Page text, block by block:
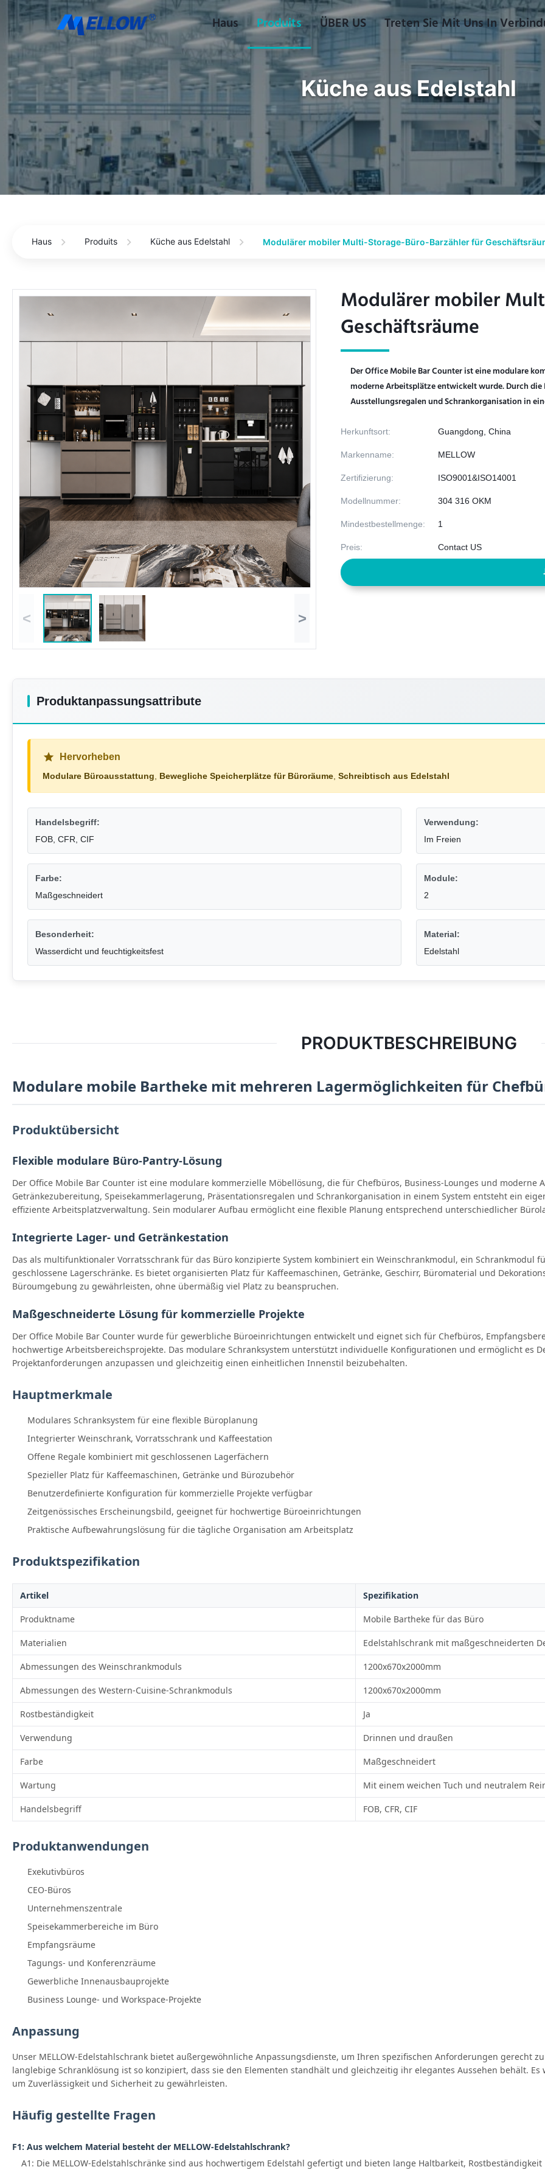
Haus Produits ÜBER US Treten Sie Mit Uns In
Küche aus Edelstahl
Haus Produits Küche aus Edelstahl Modulärer mobiler Multi-Storage-Büro-Barzähler für
< >
Modulärer mobiler
Geschäftsräume
Modulärer mobiler
Geschäftsräume
Der Office Mobile Bar Counter ist eine modulare
moderne Arbeitsplätze entwickelt wurde. Durch
Ausstellungsregalen und Schrankorganisation in
Herkunftsort: Guangdong, China
Markenname: MELLOW
Zertifizierung: ISO9001&ISO14001
Modellnummer: 304 316 OKM
Mindestbestellmenge: 1
Preis: Contact US
Produktanpassungsattribute
Hervorheben
Modulare Büroausstattung Bewegliche Speicherplätze für Büroräume Schreibtisch aus Edelstahl
Handelsbegriff:
FOB, CFR, CIF
Verwendung:
Im Freien
Farbe:
Maßgeschneidert
Module:
2
Besonderheit:
Wasserdicht und feuchtigkeitsfest
Material:
Edelstahl
PRODUKTBESCHREIBUNG
Modulare mobile Bartheke mit mehreren Lagermöglichkeiten für
Produktübersicht
Flexible modulare Büro-Pantry-Lösung
Der Office Mobile Bar Counter ist eine modulare kommerzielle Möbellösung, die für Chefbüros, Business-Lounges und
Getränkezubereitung, Speisekammerlagerung, Präsentationsregalen und Schrankorganisation in einem System entsteht ein
effiziente Arbeitsplatzverwaltung. Sein modularer Aufbau ermöglicht eine flexible Planung entsprechend unterschiedlicher
Integrierte Lager- und Getränkestation
Das als multifunktionaler Vorratsschrank für das Büro konzipierte System kombiniert ein Weinschrankmodul, ein Schrankmodul
geschlossene Lagerschränke. Es bietet organisierten Platz für Kaffeemaschinen, Getränke, Geschirr, Büromaterial und
Büroumgebung zu gewährleisten, ohne übermäßig viel Platz zu beanspruchen.
Maßgeschneiderte Lösung für kommerzielle Projekte
Der Office Mobile Bar Counter wurde für gewerbliche Büroeinrichtungen entwickelt und eignet sich für Chefbüros,
hochwertige Arbeitsbereichsprojekte. Das modulare Schranksystem unterstützt individuelle Konfigurationen und ermöglicht es
Projektanforderungen anzupassen und gleichzeitig einen einheitlichen Innenstil beizubehalten.
Hauptmerkmale
Modulares Schranksystem für eine flexible Büroplanung
Integrierter Weinschrank, Vorratsschrank und Kaffeestation
Offene Regale kombiniert mit geschlossenen Lagerfächern
Spezieller Platz für Kaffeemaschinen, Getränke und Bürozubehör
Benutzerdefinierte Konfiguration für kommerzielle Projekte verfügbar
Zeitgenössisches Erscheinungsbild, geeignet für hochwertige Büroeinrichtungen
Praktische Aufbewahrungslösung für die tägliche Organisation am Arbeitsplatz
Produktspezifikation
Artikel Spezifikation
Produktname Mobile Bartheke für das Büro
Materialien Edelstahlschrank mit maßgeschneiderten
Abmessungen des Weinschrankmoduls 1200x670x2000mm
Abmessungen des Western-Cuisine-Schrankmoduls 1200x670x2000mm
Rostbeständigkeit Ja
Verwendung Drinnen und draußen
Farbe Maßgeschneidert
Wartung Mit einem weichen Tuch und neutralem
Handelsbegriff FOB, CFR, CIF
Produktanwendungen
Exekutivbüros
CEO-Büros
Unternehmenszentrale
Speisekammerbereiche im Büro
Empfangsräume
Tagungs- und Konferenzräume
Gewerbliche Innenausbauprojekte
Business Lounge- und Workspace-Projekte
Anpassung
Unser MELLOW-Edelstahlschrank bietet außergewöhnliche Anpassungsdienste, um Ihren spezifischen Anforderungen gerecht
langlebige Schranklösung ist so konzipiert, dass sie den Elementen standhält und gleichzeitig ihr elegantes Aussehen behält.
um Zuverlässigkeit und Sicherheit zu gewährleisten.
Häufig gestellte Fragen
F1: Aus welchem ​​Material besteht der MELLOW-Edelstahlschrank?
A1: Die MELLOW-Edelstahlschränke sind aus hochwertigem Edelstahl gefertigt und bieten lange Haltbarkeit,